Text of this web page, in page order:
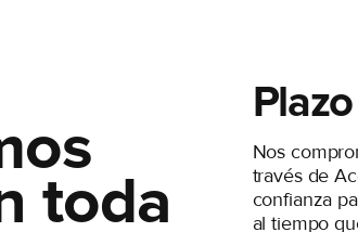
toda
Nos
través de
confianza
al tiempo